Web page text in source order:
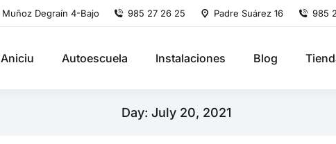
Muñoz Degraín 4-Bajo 985 27 26 25 Padre Suárez 16 985
Aniciu Autoescuela Instalaciones Blog
Day: July 20, 2021